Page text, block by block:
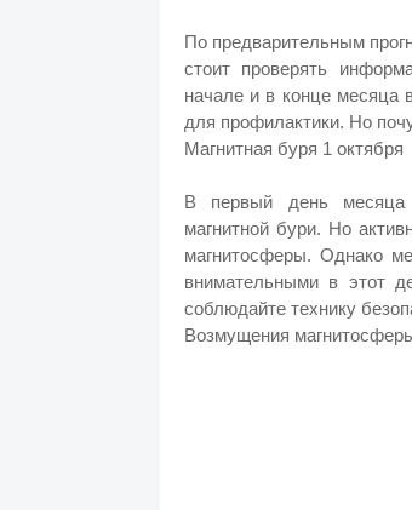
По предварительным
стоит проверять
начале и в конце месяца
для профилактики. Но
Магнитная буря 1 октября
В первый день месяца
магнитной бури. Но
магнитосферы. Однако
внимательными в этот
соблюдайте технику
Возмущения